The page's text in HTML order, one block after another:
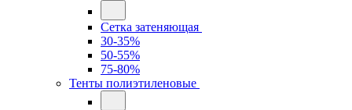
Сетка затеняющая
30-35%
50-55%
75-80%
Тенты полиэтиленовые